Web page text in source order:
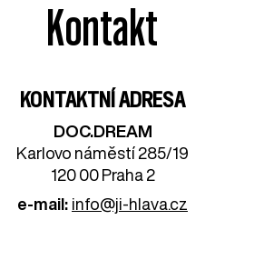
Kontakt
KONTAKTNÍ ADRESA
DOC.DREAM​
Karlovo náměstí 285/19
120 00 Praha 2
e-mail: info@ji-hlava.cz